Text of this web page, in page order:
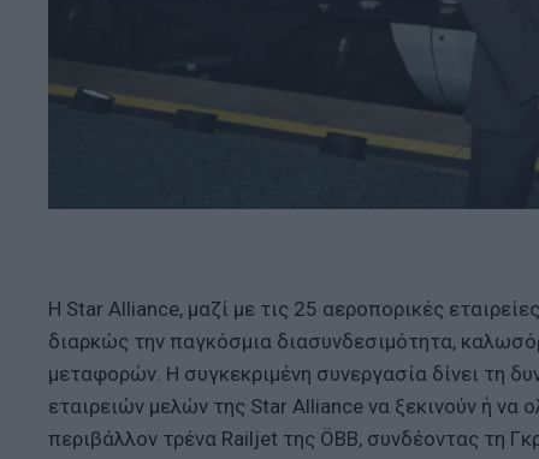
Η Star Alliance, μαζί με τις 25 αεροπορικές
διαρκώς την παγκόσμια διασυνδεσιμότητα,
μεταφορών. Η συγκεκριμένη συνεργασία δίνει τη
εταιρειών μελών της Star Alliance να ξεκινούν ή
περιβάλλον τρένα Railjet της ÖBB, συνδέοντας τη